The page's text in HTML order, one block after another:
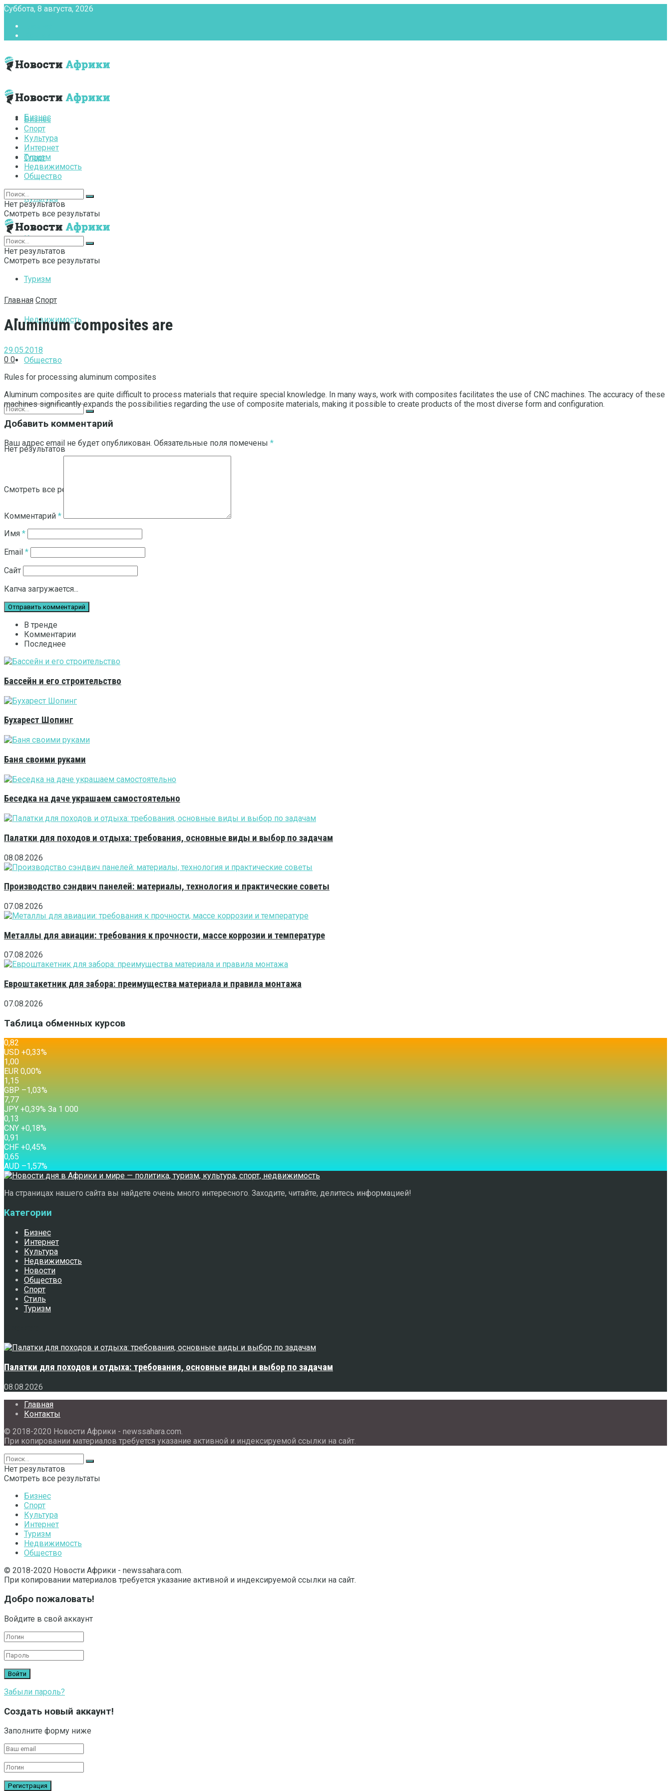
Суббота, 8 августа, 2026
Бизнес
Спорт
Культура
Интернет
Туризм
Недвижимость
Общество
Нет результатов
Смотреть все результаты
Бизнес
Спорт
Культура
Интернет
Туризм
Недвижимость
Общество
Нет результатов
Смотреть все результаты
Нет результатов
Смотреть все результаты
Главная Спорт
Aluminum composites are
29.05.2018
0 0
Rules for processing aluminum composites
Aluminum composites are quite difficult to process materials that require special knowledge. In many ways, work with composites facilitates the use of CNC machines. The accuracy of these
machines significantly expands the possibilities regarding the use of composite materials, making it possible to create products of the most diverse form and configuration.
Добавить комментарий
Ваш адрес email не будет опубликован. Обязательные поля помечены *
Комментарий *
Имя *
Email *
Сайт
Капча загружается...
В тренде
Комментарии
Последнее
Бассейн и его строительство
Бухарест Шопинг
Баня своими руками
Беседка на даче украшаем самостоятельно
Палатки для походов и отдыха: требования, основные виды и выбор по задачам
08.08.2026
Производство сэндвич панелей: материалы, технология и практические советы
07.08.2026
Металлы для авиации: требования к прочности, массе коррозии и температуре
07.08.2026
Евроштакетник для забора: преимущества материала и правила монтажа
07.08.2026
Таблица обменных курсов
0,82
USD +0,33%
1,00
EUR 0,00%
1,15
GBP –1,03%
7,77
JPY +0,39% За 1 000
0,13
CNY +0,18%
0,91
CHF +0,45%
0,65
AUD –1,57%
На страницах нашего сайта вы найдете очень много интересного. Заходите, читайте, делитесь информацией!
Категории
Бизнес
Интернет
Культура
Недвижимость
Новости
Общество
Спорт
Стиль
Туризм
Палатки для походов и отдыха: требования, основные виды и выбор по задачам
08.08.2026
Главная
Контакты
© 2018-2020 Новости Африки - newssahara.com.
При копировании материалов требуется указание активной и индексируемой ссылки на сайт.
Нет результатов
Смотреть все результаты
Бизнес
Спорт
Культура
Интернет
Туризм
Недвижимость
Общество
© 2018-2020 Новости Африки - newssahara.com.
При копировании материалов требуется указание активной и индексируемой ссылки на сайт.
Добро пожаловать!
Войдите в свой аккаунт
Забыли пароль?
Создать новый аккаунт!
Заполните форму ниже